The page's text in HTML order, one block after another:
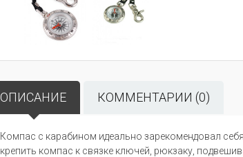
ОПИСАНИЕ КОММЕНТАРИИ (0)
Компас с карабином идеально зарекомендовал
крепить компас к связке ключей, рюкзаку,